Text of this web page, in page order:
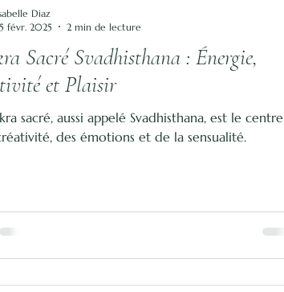
Sacré Svadhisthana : Énergie,
et Plaisir
sacré, aussi appelé Svadhisthana, est le centre
des émotions et de la sensualité.
Diaz
févr. 2025
2 min de lecture